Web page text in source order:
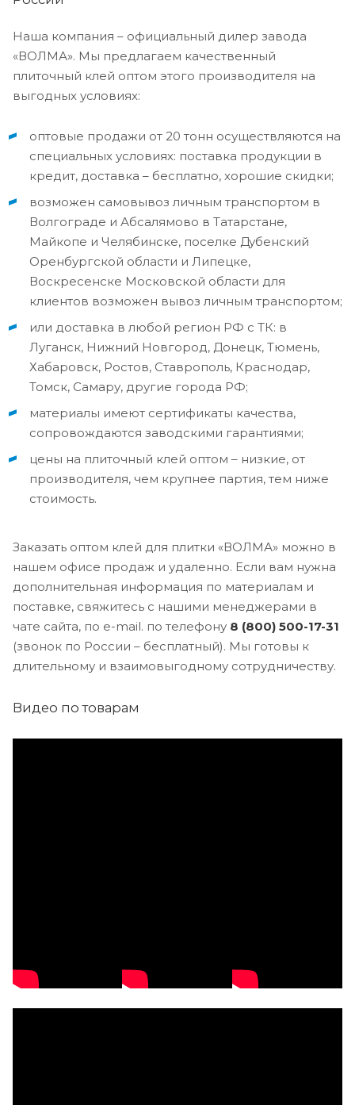
Наша компания – официальный дилер завода
«ВОЛМА». Мы предлагаем качественный
плиточный клей оптом этого производителя на
выгодных условиях:
оптовые продажи от 20 тонн осуществляются на
специальных условиях: поставка продукции в
кредит, доставка – бесплатно, хорошие скидки;
возможен самовывоз личным транспортом в
Волгограде и Абсалямово в Татарстане,
Майкопе и Челябинске, поселке Дубенский
Оренбургской области и Липецке,
Воскресенске Московской области для
клиентов возможен вывоз личным транспортом;
или доставка в любой регион РФ с ТК: в
Луганск, Нижний Новгород, Донецк, Тюмень,
Хабаровск, Ростов, Ставрополь, Краснодар,
Томск, Самару, другие города РФ;
материалы имеют сертификаты качества,
сопровождаются заводскими гарантиями;
цены на плиточный клей оптом – низкие, от
производителя, чем крупнее партия, тем ниже
стоимость.
Заказать оптом клей для плитки «ВОЛМА» можно в
нашем офисе продаж и удаленно. Если вам нужна
дополнительная информация по материалам и
поставке, свяжитесь с нашими менеджерами в
чате сайта, по e-mail. по телефону 8 (800) 500-17-31
(звонок по России – бесплатный). Мы готовы к
длительному и взаимовыгодному сотрудничеству.
Видео по товарам